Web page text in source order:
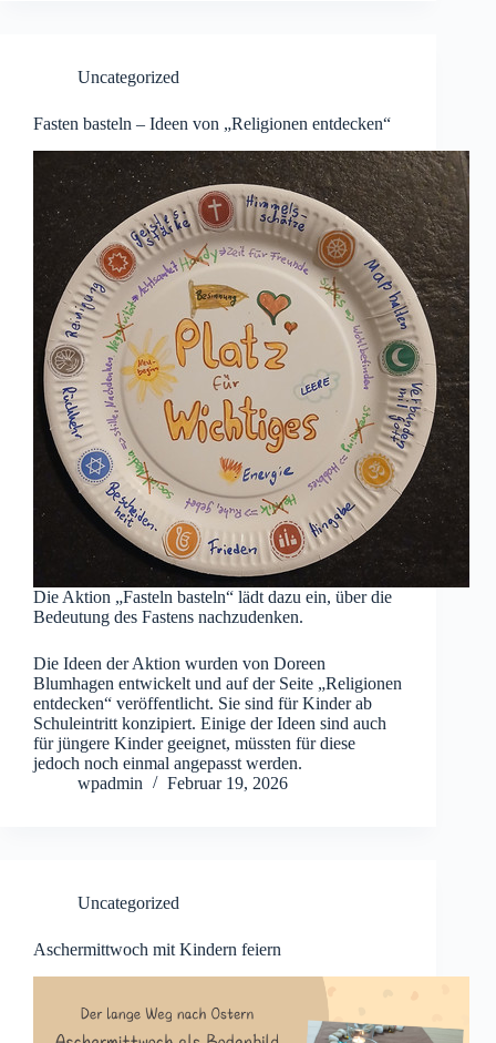
Uncategorized
Fasten basteln – Ideen von „Religionen entdecken“
Die Aktion „Fasteln basteln“ lädt dazu ein, über die
Bedeutung des Fastens nachzudenken.
Die Ideen der Aktion wurden von Doreen
Blumhagen entwickelt und auf der Seite „Religionen
entdecken“ veröffentlicht. Sie sind für Kinder ab
Schuleintritt konzipiert. Einige der Ideen sind auch
für jüngere Kinder geeignet, müssten für diese
jedoch noch einmal angepasst werden.
wpadmin
Februar 19, 2026
Uncategorized
Aschermittwoch mit Kindern feiern